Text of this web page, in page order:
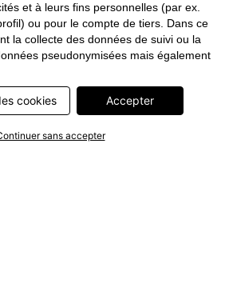
et à leurs fins personnelles (par ex.
ou pour le compte de tiers. Dans ce
la collecte des données de suivi ou la
pseudonymisées mais également
Les données de suivi seront alors
pseudonymisées seront alors
si vous avez cliqué préalablement sur le
» dans la bannière sur bonprix.fr . Les
cookies Accepter
sans accepter